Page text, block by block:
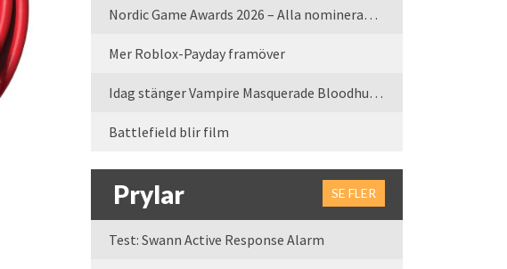
Nordic Game Awards 2026 – Alla nominerade spel
Mer Roblox-Payday framöver
Idag stänger Vampire Masquerade Bloodhunt servrarna
Battlefield blir film
Prylar SE FLER
Test: Swann Active Response Alarm